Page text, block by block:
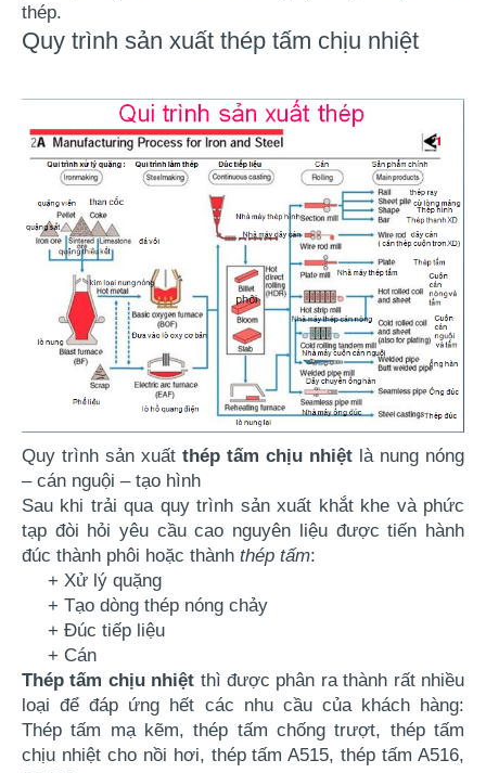
thép.
Quy trình sản xuất thép tấm chịu nhiệt
Quy trình sản xuất thép tấm chịu nhiệt là nung nóng
– cán nguội – tạo hình
Sau khi trải qua quy trình sản xuất khắt khe và phức
tạp đòi hỏi yêu cầu cao nguyên liệu được tiến hành
đúc thành phôi hoặc thành thép tấm:
+ Xử lý quặng
+ Tạo dòng thép nóng chảy
+ Đúc tiếp liệu
+ Cán
Thép tấm chịu nhiệt thì được phân ra thành rất nhiều
loại để đáp ứng hết các nhu cầu của khách hàng:
Thép tấm mạ kẽm, thép tấm chống trượt, thép tấm
chịu nhiệt cho nồi hơi, thép tấm A515, thép tấm A516,